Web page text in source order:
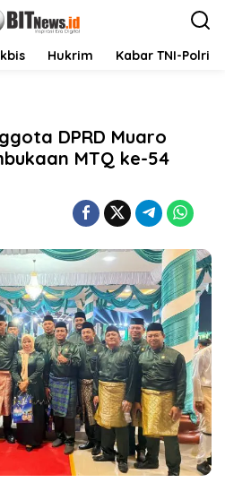
Hukrim Kabar TNI-Polri
DPRD Muaro
MTQ ke-54